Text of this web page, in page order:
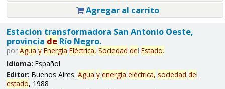
Agregar al carrito
Estacion transformadora San Antonio Oeste,
provincia deRío Negro.
por Agua y Energía Eléctrica, Sociedad del Estado.
Idioma: Español
Editor: Buenos Aires: Agua y energía eléctrica, sociedad del
estado, 1988